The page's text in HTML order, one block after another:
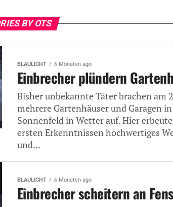
BY OTS
BLAULICHT 6 Monaten ago
Einbrecher plündern
Bisher unbekannte Täter brachen am
mehrere Gartenhäuser und Garagen
Sonnenfeld in Wetter auf. Hier
ersten Erkenntnissen hochwertiges
und...
BLAULICHT 6 Monaten ago
Einbrecher scheitern an